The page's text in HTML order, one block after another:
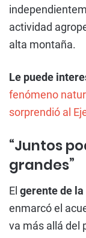
actividad
alta montaña.
Le puede
fenómeno
sorprendió al
“Juntos
grandes”
El gerente de la
enmarcó el
va más allá del